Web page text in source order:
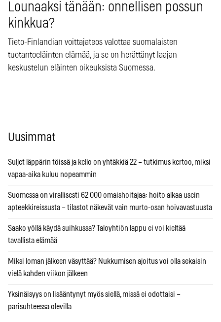
Lounaaksi tänään: onnellisen possun
kinkkua?
Tieto-Finlandian voittajateos valottaa suomalaisten
tuotantoeläinten elämää, ja se on herättänyt laajan
keskustelun eläinten oikeuksista Suomessa.
Uusimmat
Suljet läppärin töissä ja kello on yhtäkkiä 22 – tutkimus kertoo, miksi
vapaa-aika kuluu nopeammin
Suomessa on virallisesti 62 000 omaishoitajaa: hoito alkaa usein
apteekkireissusta – tilastot näkevät vain murto-osan hoivavastuusta
Saako yöllä käydä suihkussa? Taloyhtiön lappu ei voi kieltää
tavallista elämää
Miksi loman jälkeen väsyttää? Nukkumisen ajoitus voi olla sekaisin
vielä kahden viikon jälkeen
Yksinäisyys on lisääntynyt myös siellä, missä ei odottaisi –
parisuhteessa olevilla